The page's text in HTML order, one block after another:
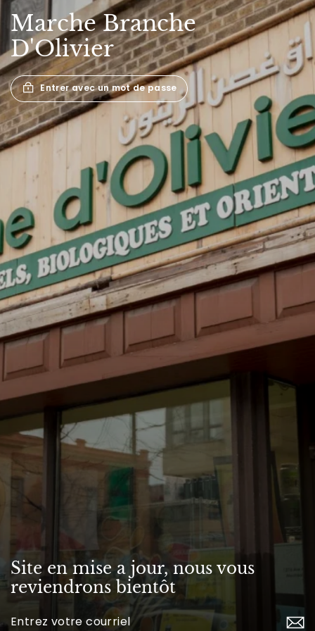
MarcheBranche
D'Olivier
Entrer avec un mot de passe
Site en mise a jour, nous vous
reviendrons bientôt
Inscrivez-